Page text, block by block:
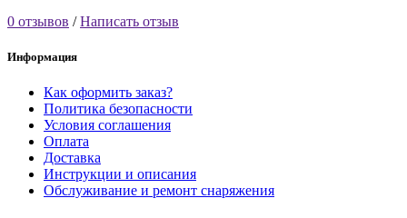
0 отзывов /Написать отзыв
Информация
Как оформить заказ?
Политика безопасности
Условия соглашения
Оплата
Доставка
Инструкции и описания
Обслуживание и ремонт снаряжения